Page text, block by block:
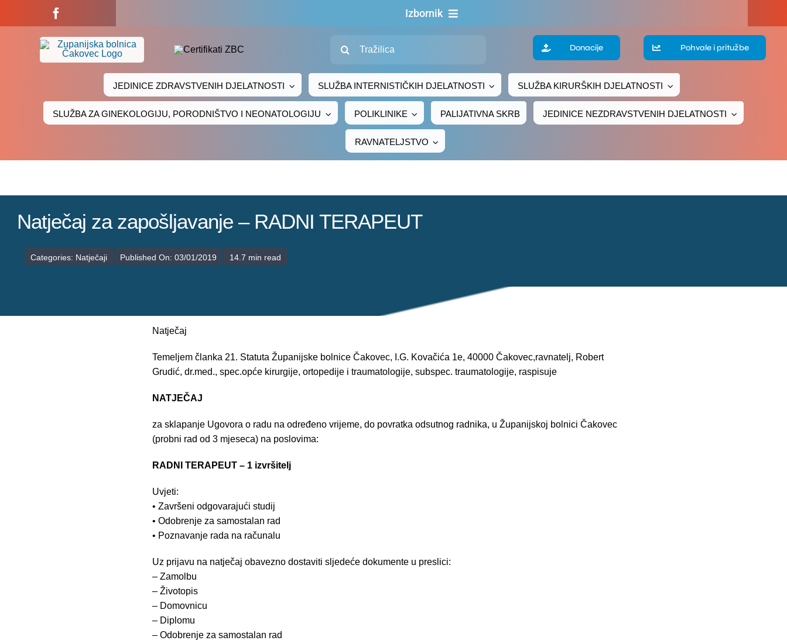
Izbornik
Za pacijente
Za djelatnike
Donacije Pohvale i pritužbe
JEDINICE ZDRAVSTVENIH DJELATNOSTI SLUŽBA INTERNISTIČKIH DJELATNOSTI SLUŽBA KIRURŠKIH DJELATNOSTI
SLUŽBA ZA GINEKOLOGIJU, PORODNIŠTVO I NEONATOLOGIJU POLIKLINIKE PALIJATIVNA SKRB JEDINICE NEZDRAVSTVENIH DJELATNOSTI
RAVNATELJSTVO
Natječaj za zapošljavanje – RADNI TERAPEUT
Categories: Natječaji Published On: 03/01/2019 14.7 min read
Natječaj
Temeljem članka 21. Statuta Županijske bolnice Čakovec, I.G. Kovačića 1e, 40000 Čakovec,ravnatelj, Robert
Grudić, dr.med., spec.opće kirurgije, ortopedije i traumatologije, subspec. traumatologije, raspisuje
NATJEČAJ
za sklapanje Ugovora o radu na određeno vrijeme, do povratka odsutnog radnika, u Županijskoj bolnici Čakovec
(probni rad od 3 mjeseca) na poslovima:
RADNI TERAPEUT – 1 izvršitelj
Uvjeti:
• Završeni odgovarajući studij
• Odobrenje za samostalan rad
• Poznavanje rada na računalu
Uz prijavu na natječaj obavezno dostaviti sljedeće dokumente u preslici:
– Zamolbu
– Životopis
– Domovnicu
– Diplomu
– Odobrenje za samostalan rad